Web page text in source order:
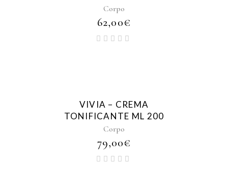
Corpo
62,00€
VIVIA – CREMA
TONIFICANTE ML 200
Corpo
79,00€